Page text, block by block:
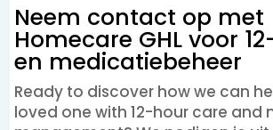
Neem contact op met
Homecare GHL voor
en medicatiebeheer
Ready to discover how we can
loved one with 12-hour care and